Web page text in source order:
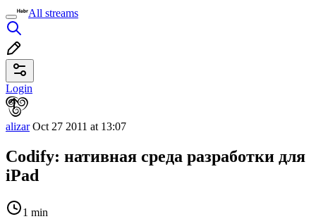
All streams
Login
alizarOct 27 2011 at 13:07
Codify: нативная среда разработки для
iPad
1 min